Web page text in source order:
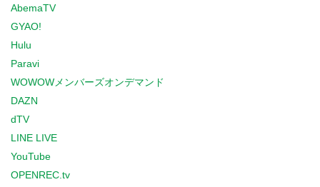
AbemaTV
GYAO!
Hulu
Paravi
WOWOWメンバーズオンデマンド
DAZN
dTV
LINE LIVE
YouTube
OPENREC.tv